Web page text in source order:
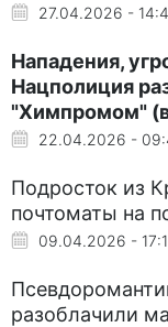
27.04.2026 -
Нападения,
Нацполиция
"Химпромом"
22.04.2026 -
Подросток из
почтоматы на
09.04.2026 -
разоблачили